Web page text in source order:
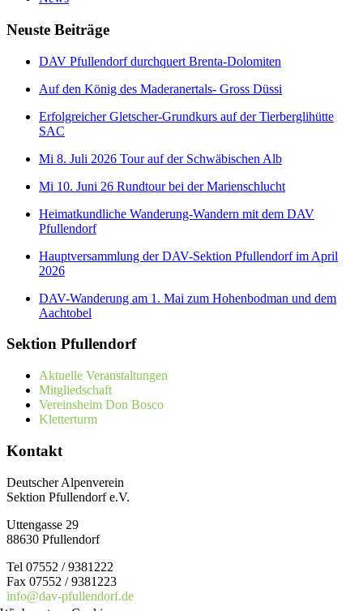
Neuste Beiträge
DAV Pfullendorf durchquert Brenta-Dolomiten
Auf den König des Maderanertals- Gross Düssi
Erfolgreicher Gletscher-Grundkurs auf der Tierberglihütte
SAC
Mi 8. Juli 2026 Tour auf der Schwäbischen Alb
Mi 10. Juni 26 Rundtour bei der Marienschlucht
Heimatkundliche Wanderung-Wandern mit dem DAV
Pfullendorf
Hauptversammlung der DAV-Sektion Pfullendorf im April
2026
DAV-Wanderung am 1. Mai zum Hohenbodman und dem
Aachtobel
Sektion Pfullendorf
Aktuelle Veranstaltungen
Mitgliedschaft
Vereinsheim Don Bosco
Kletterturm
Kontakt
Deutscher Alpenverein
Sektion Pfullendorf e.V.
Uttengasse 29
88630 Pfullendorf
Tel 07552 / 9381222
Fax 07552 / 9381223
info@dav-pfullendorf.de